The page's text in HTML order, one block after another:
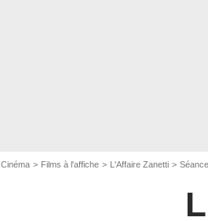
Cinéma Films à l'affiche L'Affaire Zanetti